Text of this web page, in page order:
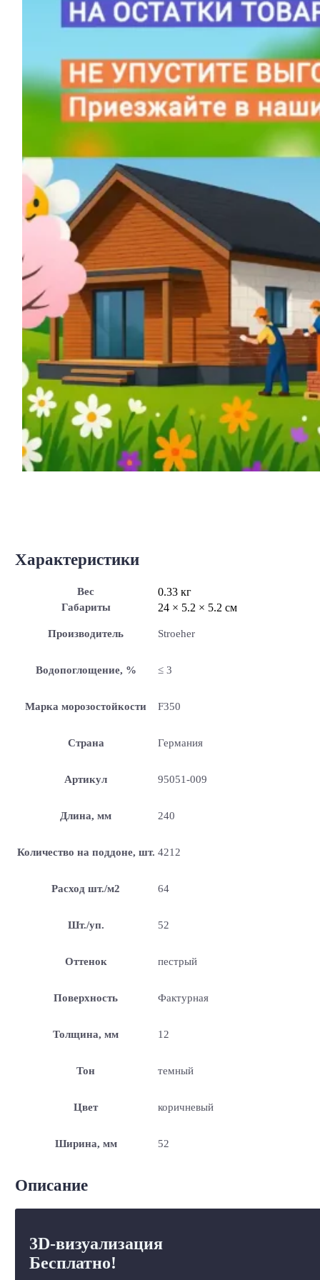
Характеристики
Вес 0.33 кг
Габариты 24 × 5.2 × 5.2 см
Производитель Stroeher
Водопоглощение, % ≤ 3
Марка морозостойкости F350
Страна Германия
Артикул 95051-009
Длина, мм 240
Количество на поддоне, шт. 4212
Расход шт./м2 64
Шт./уп. 52
Оттенок пестрый
Поверхность Фактурная
Толщина, мм 12
Тон темный
Цвет коричневый
Ширина, мм 52
Описание
3D-визуализация
Бесплатно!